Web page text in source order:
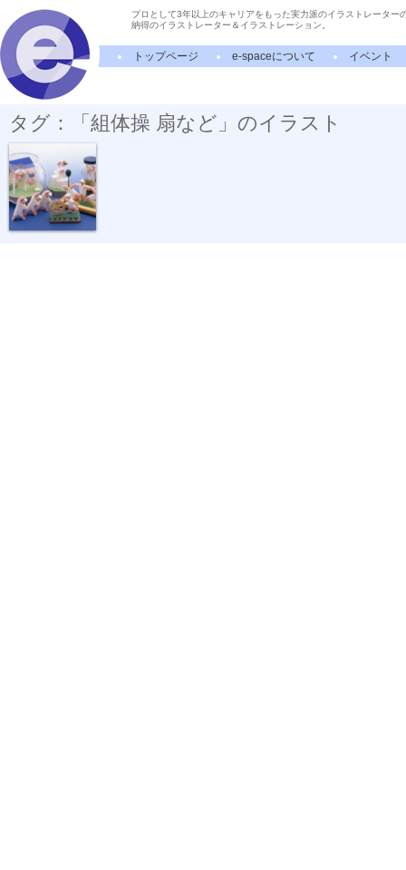
プロとして3年以上のキャリアをもった実力派のイラストレーター
納得のイラストレーター＆イラストレーション。
トップページ e-spaceについて イベント
タグ：「組体操 扇など」のイラスト
組体操 扇など